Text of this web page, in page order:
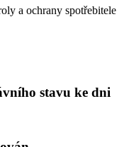
a ochrany spotřebitele
stavu ke dni